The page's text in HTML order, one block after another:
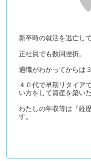
新卒時の就活を逃亡し
正社員でも数回挫折。
適職がわかってからは
４０代で早期リタイア
い方をして資産を築い
わたしの年収等は『経
す。